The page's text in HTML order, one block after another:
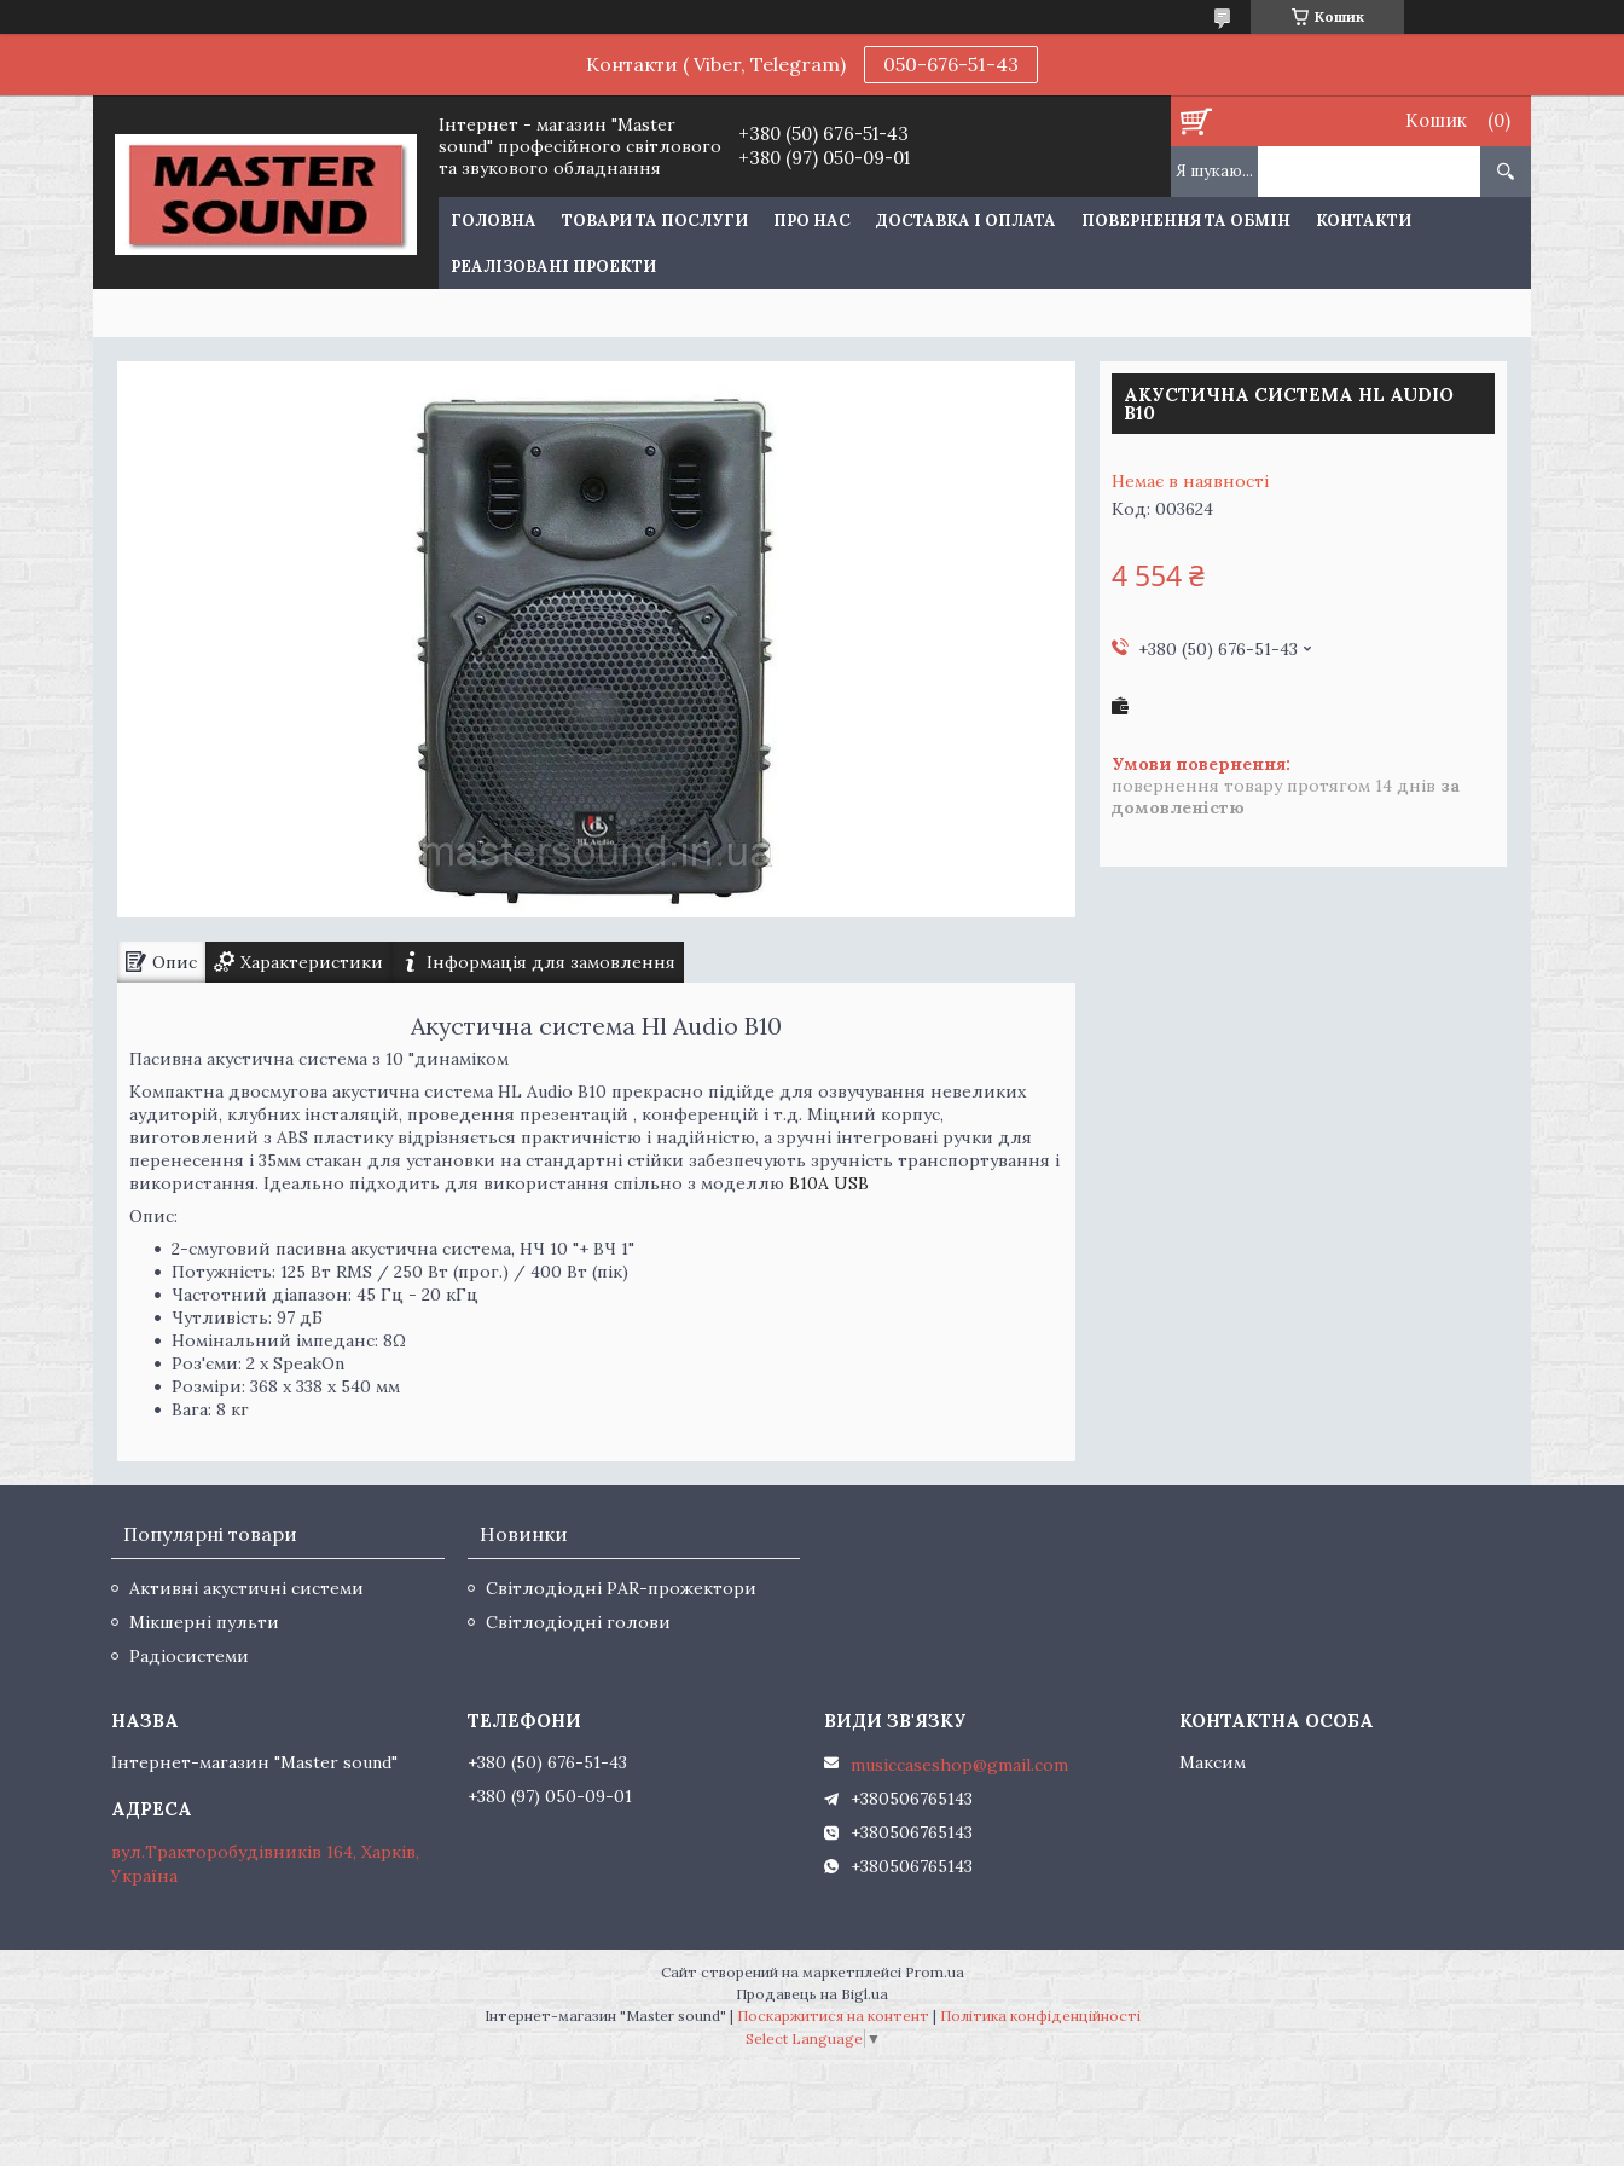
Кошик
Контакти ( Viber, Telegram) 050-676-51-43
Інтернет - магазин "Master
sound" професійного світлового
та звукового обладнання
+380 (50) 676-51-43
+380 (97) 050-09-01
Кошик
ГОЛОВНА ТОВАРИ ТА ПОСЛУГИ ПРО НАС ДОСТАВКА І ОПЛАТА ПОВЕРНЕННЯ ТА ОБМІН КОНТАКТИ
РЕАЛІЗОВАНІ ПРОЕКТИ
Опис Характеристики Інформація для замовлення
Акустична система Hl Audio B10
Пасивна акустична система з 10 "динаміком
Компактна двосмугова акустична система HL Audio B10 прекрасно підійде для озвучування невеликих
аудиторій, клубних інсталяцій, проведення презентацій , конференцій і т.д. Міцний корпус,
виготовлений з ABS пластику відрізняється практичністю і надійністю, а зручні інтегровані ручки для
перенесення і 35мм стакан для установки на стандартні стійки забезпечують зручність транспортування і
використання. Ідеально підходить для використання спільно з моделлю B10A USB
Опис:
2-смуговий пасивна акустична система, НЧ 10 "+ ВЧ 1"
Потужність: 125 Вт RMS / 250 Вт (прог.) / 400 Вт (пік)
Частотний діапазон: 45 Гц - 20 кГц
Чутливість: 97 дБ
Номінальний імпеданс: 8Ω
Роз'єми: 2 x SpeakOn
Розміри: 368 x 338 x 540 мм
Вага: 8 кг
АКУСТИЧНА СИСТЕМА HL AUDIO
B10
Немає в наявності
Код: 003624
4 554 ₴
+380 (50) 676-51-43
повернення товару протягом 14 днів за
домовленістю
Популярні товари
Активні акустичні системи
Мікшерні пульти
Радіосистеми
Новинки
Світлодіодні PAR-прожектори
Світлодіодні голови
Інтернет-магазин "Master sound"
вул.Тракторобудівників 164, Харків,
Україна
+380 (50) 676-51-43
+380 (97) 050-09-01
musiccaseshop@gmail.com
+380506765143
+380506765143
+380506765143
Максим
Сайт створений на маркетплейсі Prom.ua
Продавець на Bigl.ua
Інтернет-магазин "Master sound" | Поскаржитися на контент | Політика конфіденційності
Select Language ▼